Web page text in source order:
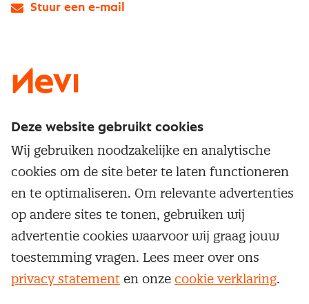
Service & contact
Over inkoop
Netwerk en communities
Aanmelden nieuwsbrief
Word lid van Nevi
Populaire thema's
Aanbesteden
Contractmanagement
Kostenmanagement
Onderhandelen
Opleidingen en trainingen
Trainingen
Opleidingen
Maatwerk
Stuur een e-mail
Cookievoorkeuren beherenOnzealgemene
Deze website gebruikt cookies
Wij gebruiken noodzakelijke en analytische
cookies om de site beter te laten functioneren
en te optimaliseren. Om relevante advertenties
op andere sites te tonen, gebruiken wij
advertentie cookies waarvoor wij graag jouw
toestemming vragen. Lees meer over ons
privacy statement en onze cookie verklaring.